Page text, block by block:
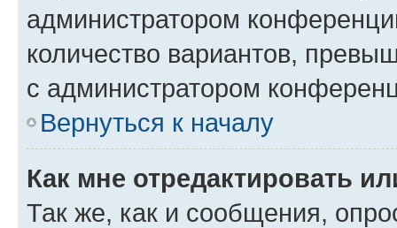
администратором
количество вариантов,
с администратором
Вернуться к началу
Как мне отредактировать
Так же, как и сообщения,